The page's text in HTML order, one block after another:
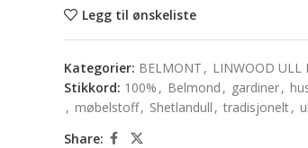
Legg til ønskeliste
Kategorier: BELMONT , LINWOOD ULL
Stikkord: 100% , Belmond , gardiner,
, møbelstoff, Shetlandull , tradisjonelt,
Share: